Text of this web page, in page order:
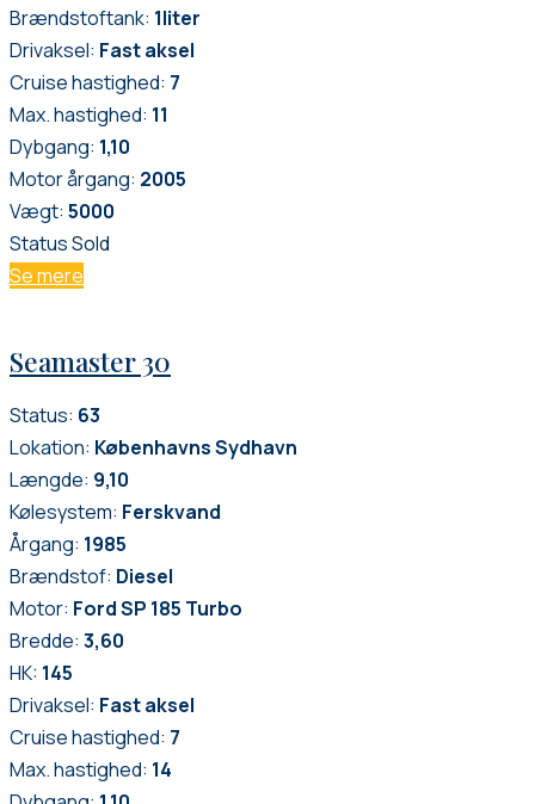
Brændstoftank: 1liter
Drivaksel: Fast aksel
Cruise hastighed: 7
Max. hastighed: 11
Dybgang: 1,10
Motor årgang: 2005
Vægt: 5000
StatusSold
Se mere
Seamaster 30
Status: 63
Lokation: Københavns Sydhavn
Længde: 9,10
Kølesystem: Ferskvand
Årgang: 1985
Brændstof: Diesel
Motor: Ford SP 185 Turbo
Bredde: 3,60
HK: 145
Drivaksel: Fast aksel
Cruise hastighed: 7
Max. hastighed: 14